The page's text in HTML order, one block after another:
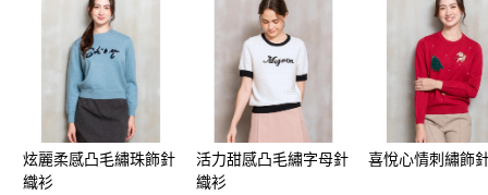
２．關於個人資料處理事宜，請瀏覽以下網址：
https://aftee.tw/terms/#terms3
３．未成年的使用者請事先徵得法定代理人或監護人之同意方可使用
「AFTEE先享後付」，若未經同意申辦者引起之損失，本公司不負相關責
４．使用「AFTEE先享後付」時，將依據個別帳號之用戶狀況，依本公司即
時審查核予不同之上限額度；若仍有額度不足之情形，本公司將視審查結果
請求用戶進行身份認證。
５．嚴禁一人註冊多個帳號或使用他人資訊註冊。若發現惡意使用之情形，
恩沛科技股份有限公司將有權停止該用戶之使用額度並採取法律行動。
炫麗柔感凸毛繡珠飾針
織衫
活力甜感凸毛繡字母針
織衫
喜悅心情刺繡飾